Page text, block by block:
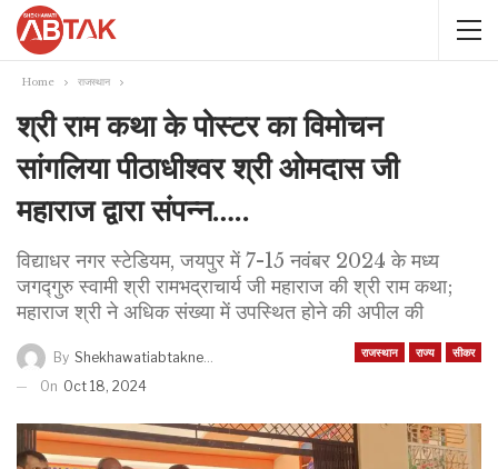
Home राजस्थान
श्री राम कथा के पोस्टर का विमोचन
सांगलिया पीठाधीश्वर श्री ओमदास जी
महाराज द्वारा संपन्न…..
विद्याधर नगर स्टेडियम, जयपुर में 7-15 नवंबर 2024 के मध्य
जगद्गुरु स्वामी श्री रामभद्राचार्य जी महाराज की श्री राम कथा;
महाराज श्री ने अधिक संख्या में उपस्थित होने की अपील की
राजस्थान राज्य सीकर
By Shekhawatiabtaknews
On Oct 18, 2024